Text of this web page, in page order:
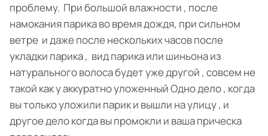
проблему. При большой влажности , после
намокания парика во время дождя, при сильном
ветре и даже после нескольких часов после
укладки парика , вид парика или шиньона из
натурального волоса будет уже другой , совсем не
такой как у аккуратно уложенный Одно дело , когда
вы только уложили парик и вышли на улицу , и
другое дело когда вы промокли и ваша прическа